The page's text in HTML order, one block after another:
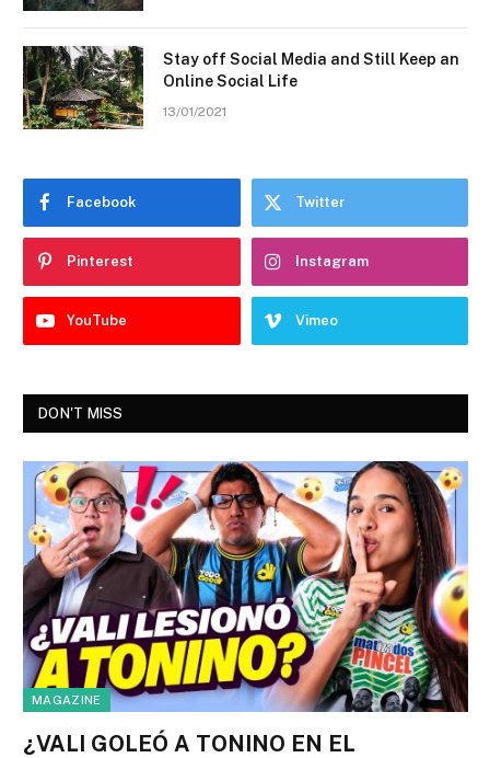
Stay off Social Media and Still Keep an
Online Social Life
13/01/2021
Facebook Twitter
Pinterest Instagram
YouTube Vimeo
DON'T MISS
MAGAZINE
¿VALI GOLEÓ A TONINO EN EL